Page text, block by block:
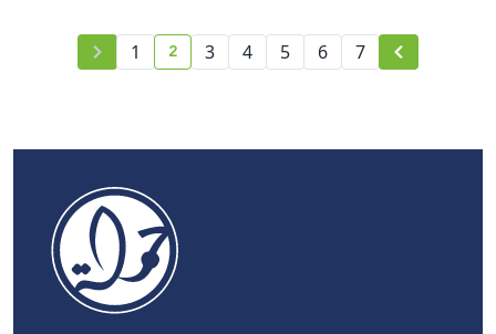
1 current page number
2 3 4 5 6 7